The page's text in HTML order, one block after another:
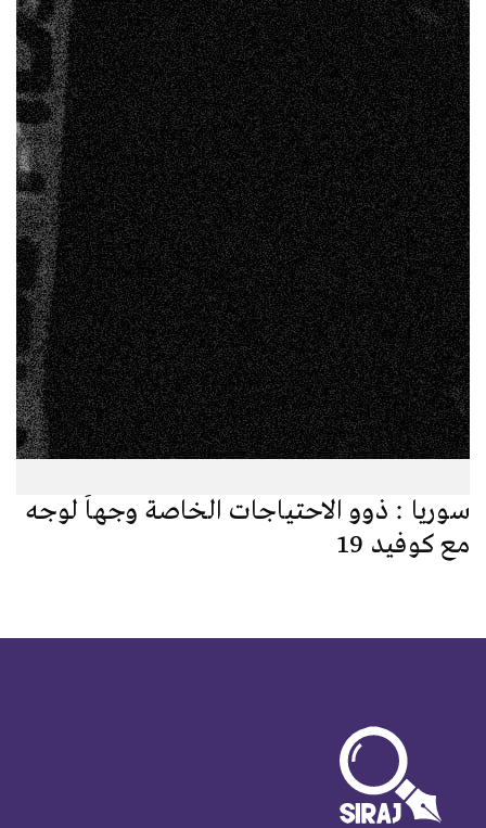
سوريا : ذوو الاحتياجات الخاصة وجهاً لوجه
مع كوفيد 19